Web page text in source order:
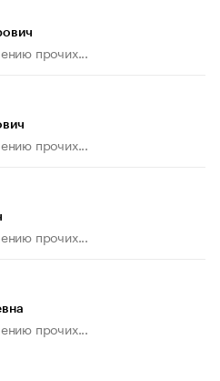
прочих...
прочих...
прочих...
прочих...